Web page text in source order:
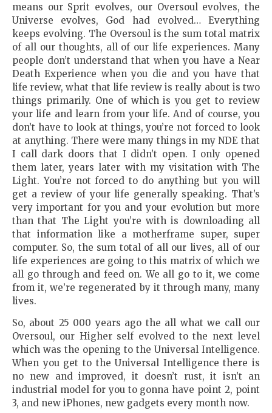
means our Sprit evolves, our Oversoul evolves, the
Universe evolves, God had evolved… Everything
keeps evolving. The Oversoul is the sum total matrix
of all our thoughts, all of our life experiences. Many
people don’t understand that when you have a Near
Death Experience when you die and you have that
life review, what that life review is really about is two
things primarily. One of which is you get to review
your life and learn from your life. And of course, you
don’t have to look at things, you’re not forced to look
at anything. There were many things in my NDE that
I call dark doors that I didn’t open. I only opened
them later, years later with my visitation with The
Light. You’re not forced to do anything but you will
get a review of your life generally speaking. That’s
very important for you and your evolution but more
than that The Light you’re with is downloading all
that information like a motherframe super, super
computer. So, the sum total of all our lives, all of our
life experiences are going to this matrix of which we
all go through and feed on. We all go to it, we come
from it, we’re regenerated by it through many, many
lives.
So, about 25 000 years ago the all what we call our
Oversoul, our Higher self evolved to the next level
which was the opening to the Universal Intelligence.
When you get to the Universal Intelligence there is
no new and improved, it doesn’t rust, it isn’t an
industrial model for you to gonna have point 2, point
3, and new iPhones, new gadgets every month now.